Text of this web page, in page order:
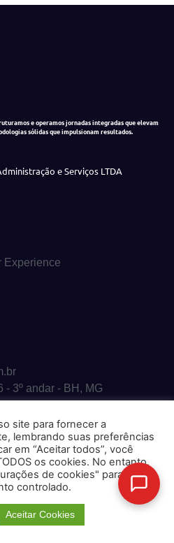
e operamos jornadas integradas que elevam
sólidas que impulsionam resultados.
e Serviços LTDA
Experience
- 3º andar - BH, MG
reservados – Proibida a cópia ou
site para fornecer a
lembrando suas preferências
em “Aceitar todos”, você
os cookies. No entanto,
de cookies" para
controlado.
Aceitar Cookies